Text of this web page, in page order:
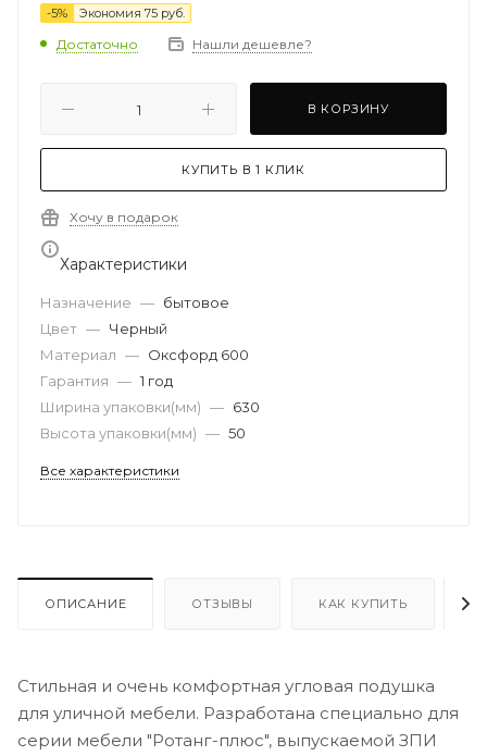
-5% Экономия 75 руб.
Достаточно Нашли дешевле?
В КОРЗИНУ
КУПИТЬ В 1 КЛИК
Хочу в подарок
Характеристики
Назначение — бытовое
Цвет — Черный
Материал — Оксфорд 600
Гарантия — 1 год
Ширина упаковки(мм) — 630
Высота упаковки(мм) — 50
Все характеристики
ОПИСАНИЕ ОТЗЫВЫ КАК КУПИТЬ
Стильная и очень комфортная угловая подушка
для уличной мебели. Разработана специально для
серии мебели "Ротанг-плюс", выпускаемой ЗПИ